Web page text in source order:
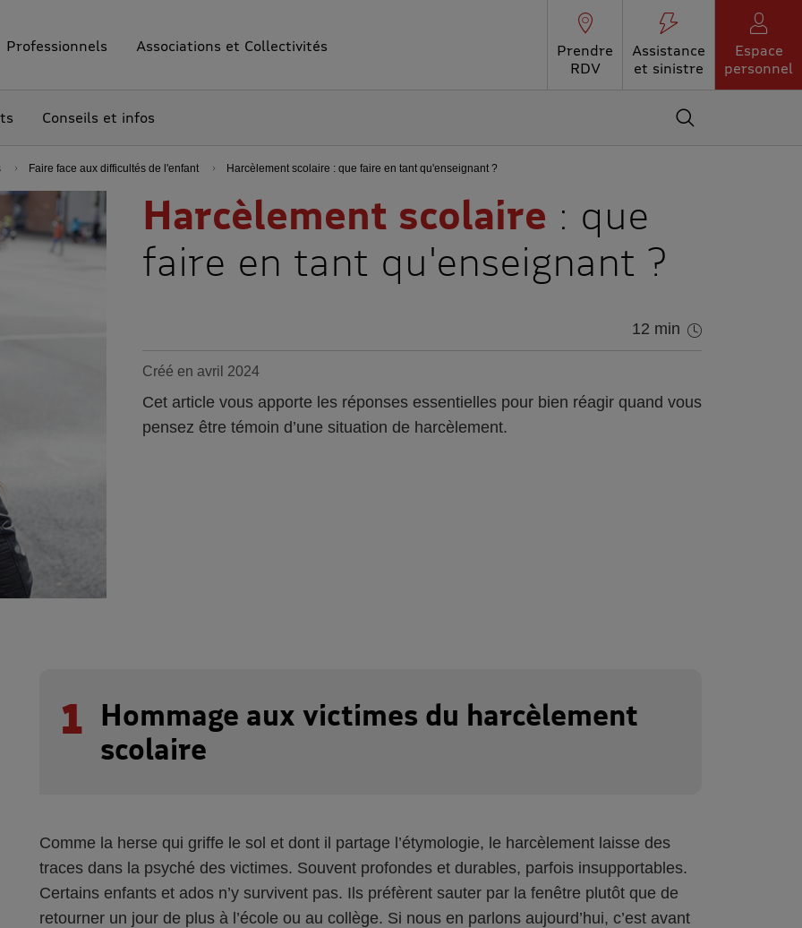
Professionnels Associations et Collectivités
Prendre
RDV
Assistance
et sinistre
Espace
personnel
Conseils et infos Accédez au moteur
Faire face aux difficultés de l'enfant Harcèlement scolaire : que faire en tant qu'enseignant ?
Harcèlement scolaire : que
faire en tant qu'enseignant ?
12 min
Créé en avril 2024
Cet article vous apporte les réponses essentielles pour bien réagir quand vous
pensez être témoin d’une situation de harcèlement.
1 Hommage aux victimes du harcèlement
scolaire
Comme la herse qui griffe le sol et dont il partage l’étymologie, le harcèlement laisse des
traces dans la psyché des victimes. Souvent profondes et durables, parfois insupportables.
Certains enfants et ados n’y survivent pas. Ils préfèrent sauter par la fenêtre plutôt que de
retourner un jour de plus à l’école ou au collège. Si nous en parlons aujourd’hui, c’est avant